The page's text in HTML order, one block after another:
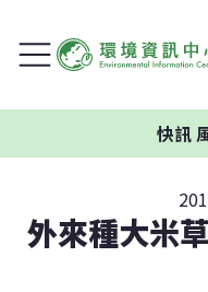
快訊風
外來種大米